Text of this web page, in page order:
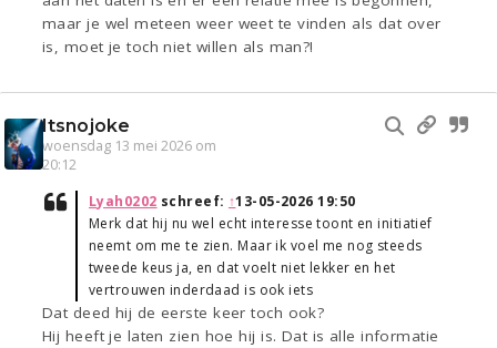
maar je wel meteen weer weet te vinden als dat over
is, moet je toch niet willen als man?!
Itsnojoke
woensdag 13 mei 2026 om
20:12
Lyah0202 schreef: ↑13-05-2026 19:50
Merk dat hij nu wel echt interesse toont en initiatief
neemt om me te zien. Maar ik voel me nog steeds
tweede keus ja, en dat voelt niet lekker en het
vertrouwen inderdaad is ook iets
Dat deed hij de eerste keer toch ook?
Hij heeft je laten zien hoe hij is. Dat is alle informatie